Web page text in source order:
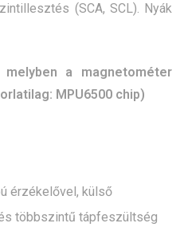
(SCA, SCL). Nyák
melyben a magnetométer
MPU6500 chip)
érzékelővel, külső
többszintű tápfeszültség